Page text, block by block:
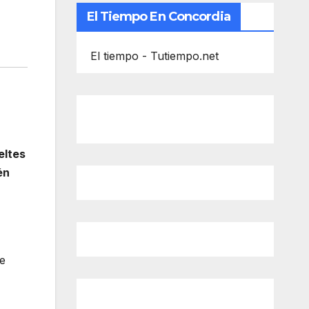
El Tiempo En Concordia
El tiempo - Tutiempo.net